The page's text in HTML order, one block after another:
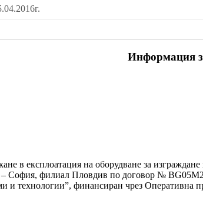
Информация
в експлоатация на оборудване за
– София, филиал Пловдив по договор №
и технологии”, финансиран чрез Оперативна